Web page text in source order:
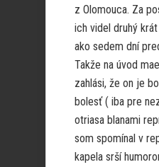
z Olomouca. Za
ich videl druhý
ako sedem dní
Takže na úvod
zahlási, že on je
bolesť ( iba pre
otriasa blanami
som spomínal v
kapela srší